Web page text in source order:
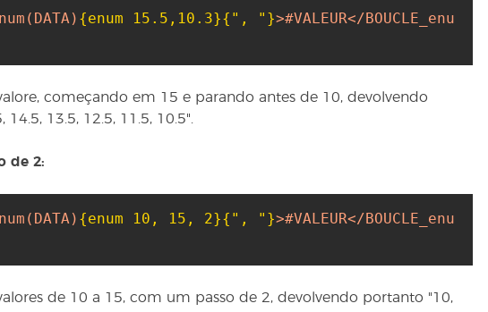
(DATA) {enum 15.5,10.3}{", "}>#VALEUR</BOUCLE_enu
começando em 15 e parando antes de 10, devolvendo
14.5, 13.5, 12.5, 11.5, 10.5".
de 2:
(DATA) {enum 10, 15, 2}{", "}>#VALEUR</BOUCLE_enu
de 10 a 15, com um passo de 2, devolvendo portanto "10,